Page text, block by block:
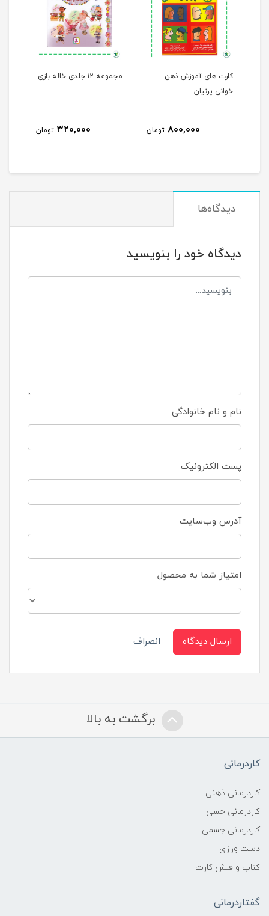
کارت های آموزش ذهن
خوانی پرنیان
800,000 تومان
مجموعه ۱۲ جلدی خاله بازی
320,000 تومان
دیدگاه‌ها
دیدگاه خود را بنویسید
نام و نام خانوادگی
پست الکترونیک
آدرس وب‌سایت
امتیاز شما به محصول
ارسال دیدگاه انصراف
برگشت به بالا
کاردرمانی
کاردرمانی ذهنی
کاردرمانی حسی
کاردرمانی جسمی
دست ورزی
کتاب و فلش کارت
گفتاردرمانی